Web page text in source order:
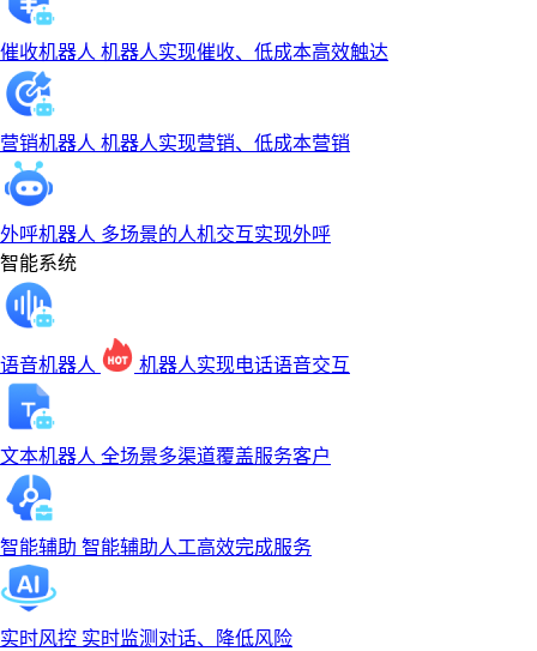
催收机器人 机器人实现催收、低成本高效触达
营销机器人 机器人实现营销、低成本营销
外呼机器人 多场景的人机交互实现外呼
智能系统
语音机器人 机器人实现电话语音交互
文本机器人 全场景多渠道覆盖服务客户
智能辅助 智能辅助人工高效完成服务
实时风控 实时监测对话、降低风险